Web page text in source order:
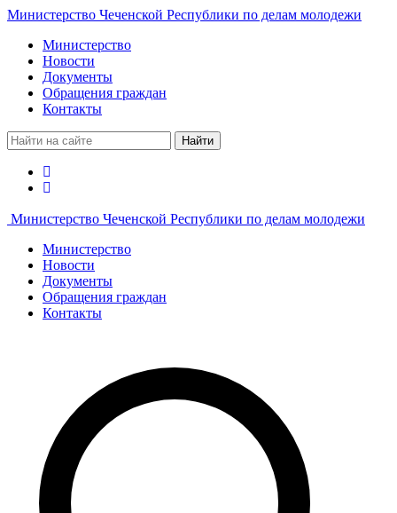
Министерство Чеченской Республики по делам молодежи
Министерство
Новости
Документы
Обращения граждан
Контакты
Найти
Министерство Чеченской Республики по делам молодежи
Министерство
Новости
Документы
Обращения граждан
Контакты